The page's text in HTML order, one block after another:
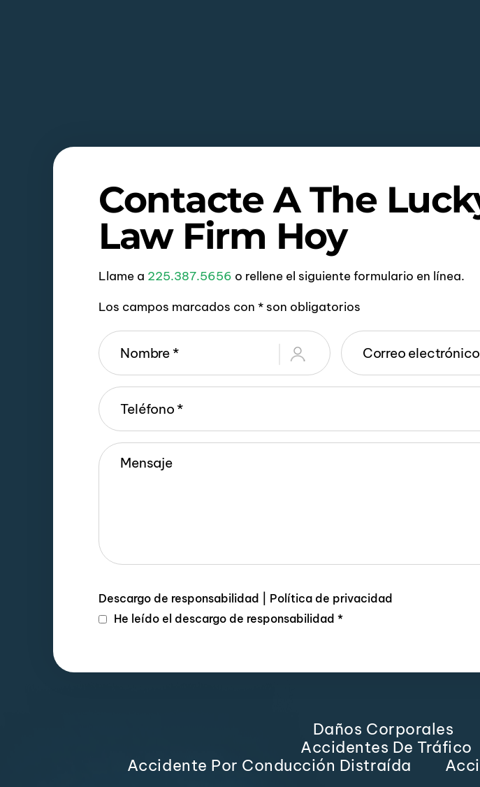
Contacte A The
Law Firm Hoy
Llame a 225.387.5656 o rellene el siguiente formulario en línea.
Los campos marcados con * son obligatorios
Descargo de responsabilidad
Política de privacidad
He leído el descargo de responsabilidad*
Daños Corporales
Accidentes De Tráfico
Accidente Por Conducción Distraída